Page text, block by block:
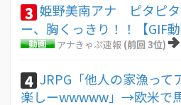
3 姫野美南アナ ピタピ
ー、胸くっきり！！【GIF動
アナきゃぷ速報 (前回 3位)
4 JRPG「他人の家漁って
楽しーwwwww」→欧米で